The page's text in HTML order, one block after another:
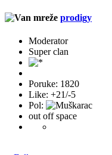
prodigy
Moderator
Super clan
Poruke: 1820
Like: +21/-5
Pol:
out off space